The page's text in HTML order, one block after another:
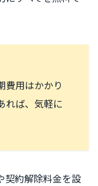
費用はかかり
れば、気軽に
契約解除料金を設